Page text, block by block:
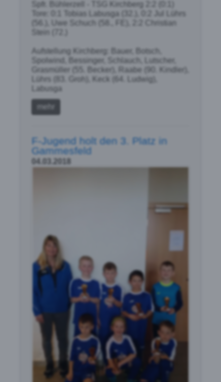
Spfr. Bühlerzell - TSG Kirchberg 2:2 (0:1)
Tore: 0:1 Tobias Labusga (32.), 0:2 Jul Lührs
(56.), Uwe Schuch (58., FE), 2:2 Christian
Stein (72.)
Aufstellung Kirchberg: Bauer, Botsch,
Spolwind, Bessinger, Schlauch, Lutscher,
Grasmüller (55. Becker), Raabe (90. Kindler),
Lührs (83. Groh), Keck (64. Ludwig),
Labusga
mehr
F-Jugend holt den 3. Platz in
Gammesfeld
04.03.2018